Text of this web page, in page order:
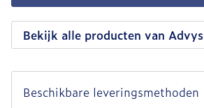
Bekijk alle producten van Advys
Beschikbare leveringsmethoden